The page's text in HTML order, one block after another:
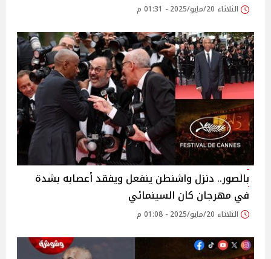
الثلاثاء 20/مايو/2025 - 01:31 م
بالصور.. دنزل واشنطن ينفعل ويفقد أعصابه بشدة
في مهرجان كان السينمائي
الثلاثاء 20/مايو/2025 - 01:08 م